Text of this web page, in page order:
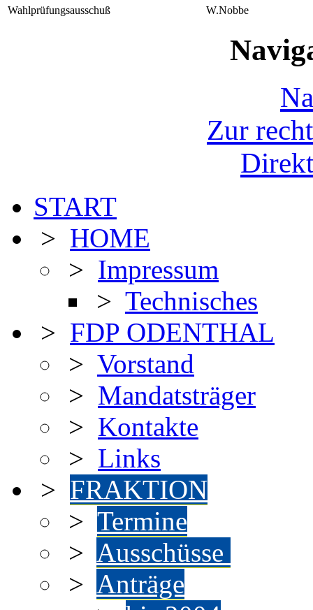
Wahlprüfungsausschuß
W.Nobbe
Zur
START
> HOME
> Impressum
> Technisches
> FDP ODENTHAL
> Vorstand
> Mandatsträger
> Kontakte
> Links
> FRAKTION
> Termine
> Ausschüsse
> Anträge